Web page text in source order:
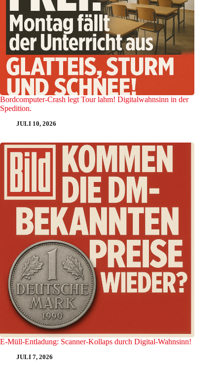
Bordcomputer-Crash legt Tour lahm! Digitalwahnsinn in der
Spedition.
JULI 10, 2026
E-Müll-Entladung: Scanner-Kollaps durch Digital-Wahnsinn!
JULI 7, 2026